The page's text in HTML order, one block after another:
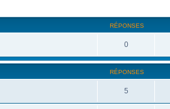
RÉPONSES
0
RÉPONSES
5